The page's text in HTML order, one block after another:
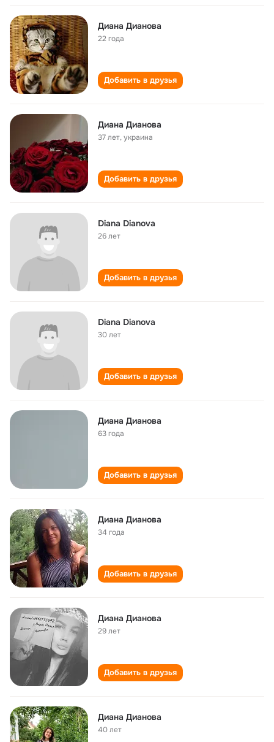
Диана Дианова
22 года
Добавить в друзья
Диана Дианова
37 лет,украина
Добавить в друзья
Diana Dianova
26 лет
Добавить в друзья
Diana Dianova
30 лет
Добавить в друзья
Диана Дианова
63 года
Добавить в друзья
Диана Дианова
34 года
Добавить в друзья
Диана Дианова
29 лет
Добавить в друзья
Диана Дианова
40 лет